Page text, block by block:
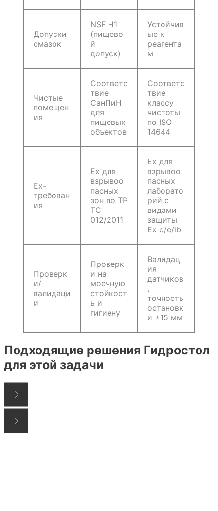
Допуски
смазок
NSF H1
(пищево
й
допуск)
Устойчив
ые к
реагента
м
Чистые
помещен
ия
Соответс
твие
СанПиН
для
пищевых
объектов
Соответс
твие
классу
чистоты
по ISO
14644
Ex-
требован
ия
Ex для
взрывоо
пасных
зон по ТР
ТС
012/2011
Ex для
взрывоо
пасных
лаборато
рий с
видами
защиты
Ex d/e/ib
Проверк
и/
валидаци
и
Проверк
и на
моечную
стойкост
ь и
гигиену
Валидац
ия
датчиков
,
точность
остановк
и ±15 мм
Подходящие решения Гидростол
для этой задачи